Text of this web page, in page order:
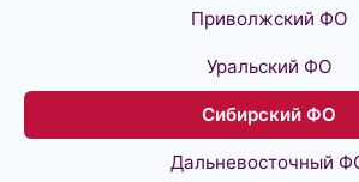
Приволжский ФО
Уральский ФО
Сибирский ФО
Дальневосточный